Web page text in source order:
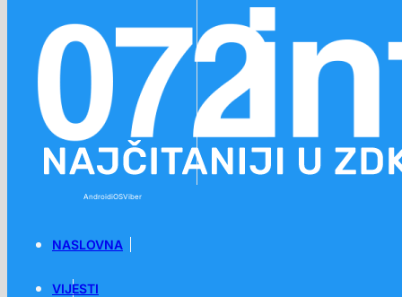
AndroidiOSViber
NASLOVNA
VIJESTI